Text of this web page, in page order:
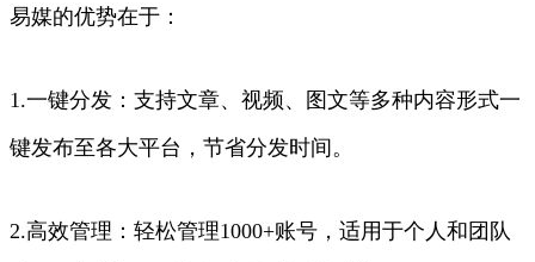
易媒的优势在于：
1.一键分发：支持文章、视频、图文等多种内容形式一
键发布至各大平台，节省分发时间。
2.高效管理：轻松管理1000+账号，适用于个人和团队